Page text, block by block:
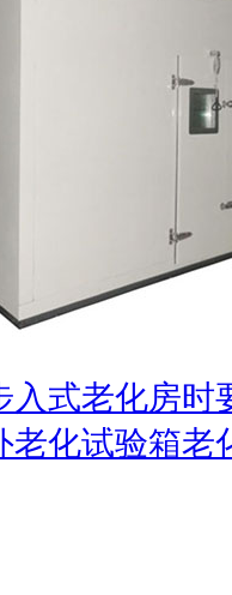
入式老化房时
老化试验箱老